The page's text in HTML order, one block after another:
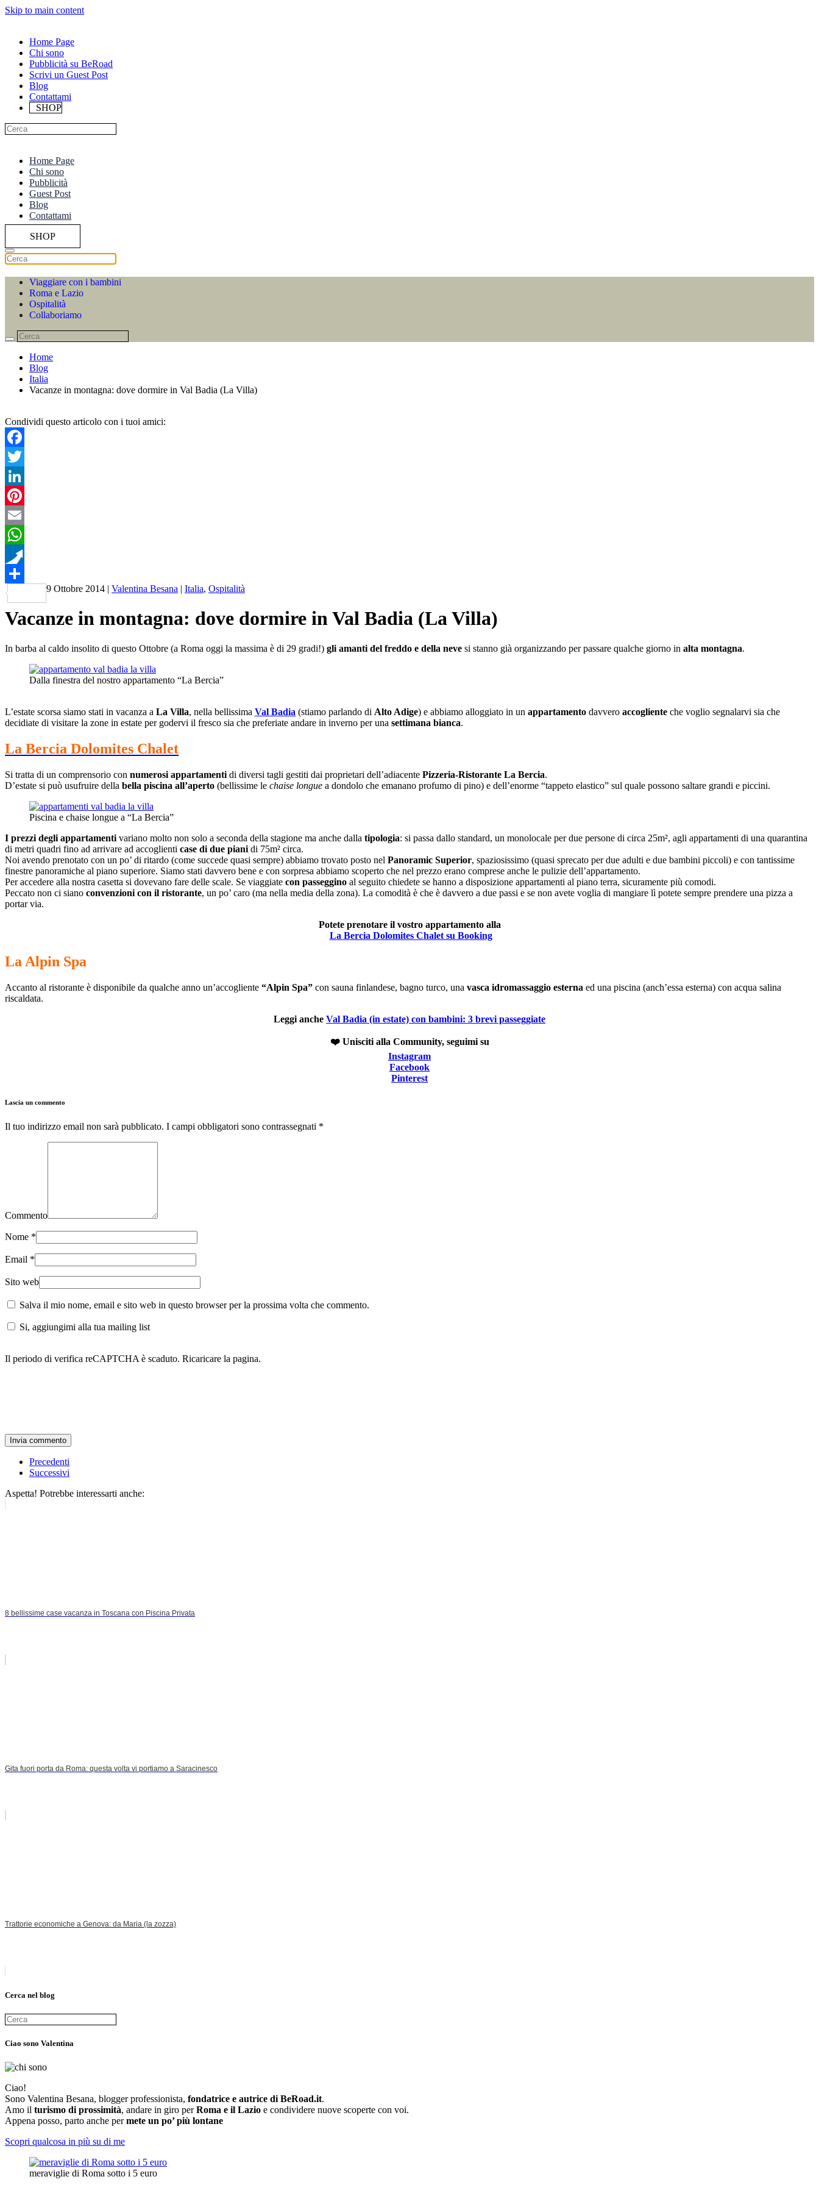
Skip to main content
Home Page
Chi sono
Pubblicità su BeRoad
Scrivi un Guest Post
Blog
Contattami
SHOP
Home Page
Chi sono
Pubblicità
Guest Post
Blog
Contattami
SHOP
Viaggiare con i bambini
Roma e Lazio
Ospitalità
Collaboriamo
Home
Blog
Italia
Vacanze in montagna: dove dormire in Val Badia (La Villa)
Condividi questo articolo con i tuoi amici:
Facebook
Twitter
LinkedIn
Pinterest
Email
WhatsApp
Pusha
Condividi
9 Ottobre 2014 | Valentina Besana | Italia, Ospitalità
Vacanze in montagna: dove dormire in Val Badia (La Villa)
In barba al caldo insolito di questo Ottobre (a Roma oggi la massima è di 29 gradi!) gli amanti del freddo e della neve si stanno già organizzando per passare qualche giorno in alta montagna.
Dalla finestra del nostro appartamento “La Bercia”
L’estate scorsa siamo stati in vacanza a La Villa, nella bellissima Val Badia (stiamo parlando di Alto Adige) e abbiamo alloggiato in un appartamento davvero accogliente che voglio segnalarvi sia che
decidiate di visitare la zone in estate per godervi il fresco sia che preferiate andare in inverno per una settimana bianca.
La Bercia Dolomites Chalet
Si tratta di un comprensorio con numerosi appartamenti di diversi tagli gestiti dai proprietari dell’adiacente Pizzeria-Ristorante La Bercia.
D’estate si può usufruire della bella piscina all’aperto (bellissime le chaise longue a dondolo che emanano profumo di pino) e dell’enorme “tappeto elastico” sul quale possono saltare grandi e piccini.
Piscina e chaise longue a “La Bercia”
I prezzi degli appartamenti variano molto non solo a seconda della stagione ma anche dalla tipologia: si passa dallo standard, un monolocale per due persone di circa 25m², agli appartamenti di una quarantina
di metri quadri fino ad arrivare ad accoglienti case di due piani di 75m² circa.
Noi avendo prenotato con un po’ di ritardo (come succede quasi sempre) abbiamo trovato posto nel Panoramic Superior, spaziosissimo (quasi sprecato per due adulti e due bambini piccoli) e con tantissime
finestre panoramiche al piano superiore. Siamo stati davvero bene e con sorpresa abbiamo scoperto che nel prezzo erano comprese anche le pulizie dell’appartamento.
Per accedere alla nostra casetta si dovevano fare delle scale. Se viaggiate con passeggino al seguito chiedete se hanno a disposizione appartamenti al piano terra, sicuramente più comodi.
Peccato non ci siano convenzioni con il ristorante, un po’ caro (ma nella media della zona). La comodità è che è davvero a due passi e se non avete voglia di mangiare lì potete sempre prendere una pizza a
portar via.
Potete prenotare il vostro appartamento alla
La Bercia Dolomites Chalet su Booking
La Alpin Spa
Accanto al ristorante è disponibile da qualche anno un’accogliente “Alpin Spa” con sauna finlandese, bagno turco, una vasca idromassaggio esterna ed una piscina (anch’essa esterna) con acqua salina
riscaldata.
Leggi anche Val Badia (in estate) con bambini: 3 brevi passeggiate
❤️ Unisciti alla Community, seguimi su
Instagram
Facebook
Pinterest
Lascia un commento
Il tuo indirizzo email non sarà pubblicato. I campi obbligatori sono contrassegnati *
Commento
Nome *
Email *
Sito web
Salva il mio nome, email e sito web in questo browser per la prossima volta che commento.
Si, aggiungimi alla tua mailing list
Il periodo di verifica reCAPTCHA è scaduto. Ricaricare la pagina.
Invia commento
Precedenti
Successivi
Aspetta! Potrebbe interessarti anche:
8 bellissime case vacanza in Toscana con Piscina Privata
Gita fuori porta da Roma: questa volta vi portiamo a Saracinesco
Trattorie economiche a Genova: da Maria (la zozza)
Cerca nel blog
Ciao sono Valentina
Ciao!
Sono Valentina Besana, blogger professionista, fondatrice e autrice di BeRoad.it.
Amo il turismo di prossimità, andare in giro per Roma e il Lazio e condividere nuove scoperte con voi.
Appena posso, parto anche per mete un po’ più lontane
Scopri qualcosa in più su di me
meraviglie di Roma sotto i 5 euro